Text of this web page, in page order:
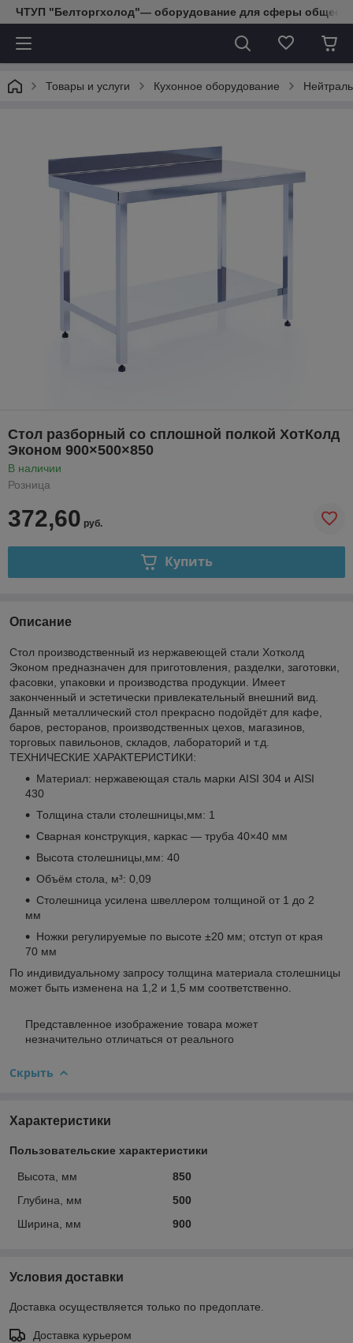
ЧТУП "Белторгхолод"— оборудование для сферы
Товары и услуги Кухонное оборудование
Стол разборный со сплошной полкой ХотКолд
Эконом 900×500×850
В наличии
Розница
372,60 руб.
Купить
Описание
Стол производственный из нержавеющей стали Хотколд
Эконом предназначен для приготовления, разделки, заготовки,
фасовки, упаковки и производства продукции. Имеет
законченный и эстетически привлекательный внешний вид.
Данный металлический стол прекрасно подойдёт для кафе,
баров, ресторанов, производственных цехов, магазинов,
торговых павильонов, складов, лабораторий и т.д.
ТЕХНИЧЕСКИЕ ХАРАКТЕРИСТИКИ:
Материал: нержавеющая сталь марки AISI 304 и AISI
430
Толщина стали столешницы,мм: 1
Сварная конструкция, каркас — труба 40×40 мм
Высота столешницы,мм: 40
Объём стола, м³: 0,09
Столешница усилена швеллером толщиной от 1 до 2
мм
Ножки регулируемые по высоте ±20 мм; отступ от края
70 мм
По индивидуальному запросу толщина материала столешницы
может быть изменена на 1,2 и 1,5 мм соответственно.
Представленное изображение товара может
незначительно отличаться от реального
Скрыть
Характеристики
Пользовательские характеристики
Высота, мм
850
Глубина, мм
500
Ширина, мм
900
Условия доставки
Доставка осуществляется только по предоплате.
Доставка курьером